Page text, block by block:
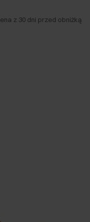
z 30 dni przed obniżką